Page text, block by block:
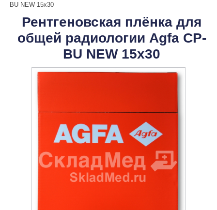
BU NEW 15x30
Рентгеновская плёнка для
общей радиологии Agfa CP-
BU NEW 15x30